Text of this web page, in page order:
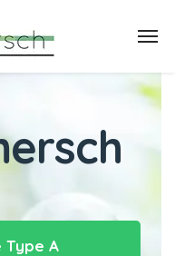
Type A